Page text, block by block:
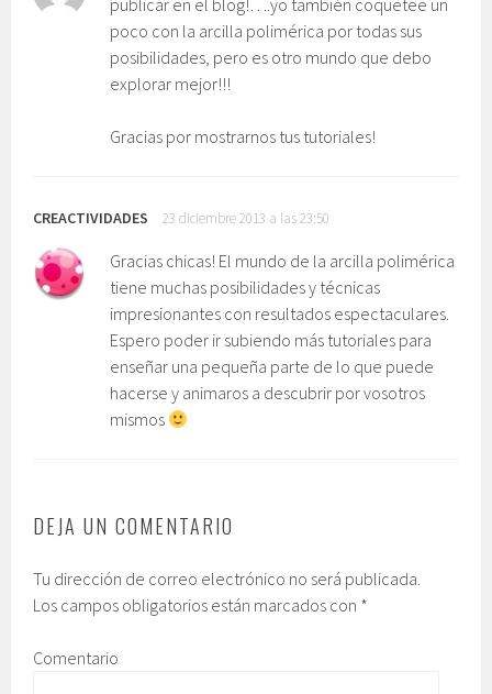
publicar en el blog!….yo también coquetee un
poco con la arcilla polimérica por todas sus
posibilidades, pero es otro mundo que debo
explorar mejor!!!
Gracias por mostrarnos tus tutoriales!
CREACTIVIDADES 23 diciembre 2013 a las 23:50
Gracias chicas! El mundo de la arcilla polimérica
tiene muchas posibilidades y técnicas
impresionantes con resultados espectaculares.
Espero poder ir subiendo más tutoriales para
enseñar una pequeña parte de lo que puede
hacerse y animaros a descubrir por vosotros
mismos
DEJA UN COMENTARIO
Tu dirección de correo electrónico no será publicada.
Los campos obligatorios están marcados con *
Comentario